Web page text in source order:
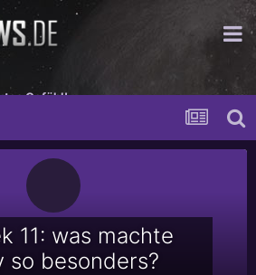
Gefühl!
11: was machte
so besonders?